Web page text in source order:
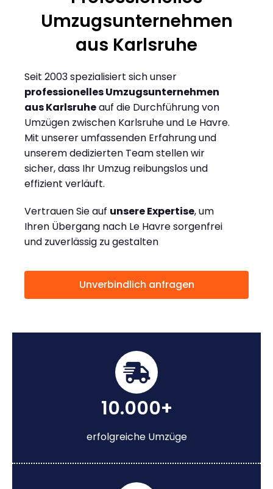
Umzugsunternehmen
aus Karlsruhe
Seit 2003 spezialisiert sich unser
professionelles Umzugsunternehmen
aus Karlsruheauf die Durchführung von
Umzügen zwischen Karlsruhe und Le Havre.
Mit unserer umfassenden Erfahrung und
unserem dedizierten Team stellen wir
sicher, dass Ihr Umzug reibungslos und
effizient verläuft.
Vertrauen Sie auf unsere Expertise, um
Ihren Übergang nach Le Havre sorgenfrei
und zuverlässig zu gestalten
Unverbindlich anfragen
10.000+
erfolgreiche Umzüge